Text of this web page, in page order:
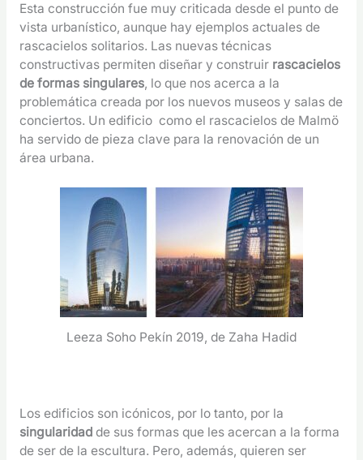
Esta construcción fue muy criticada desde el punto de
vista urbanístico, aunque hay ejemplos actuales de
rascacielos solitarios. Las nuevas técnicas
constructivas permiten diseñar y construir rascacielos
de formas singulares, lo que nos acerca a la
problemática creada por los nuevos museos y salas de
conciertos. Un edificio como el rascacielos de Malmö
ha servido de pieza clave para la renovación de un
área urbana.
Leeza Soho Pekín 2019, de Zaha Hadid
Los edificios son icónicos, por lo tanto, por la
singularidad de sus formas que les acercan a la forma
de ser de la escultura. Pero, además, quieren ser